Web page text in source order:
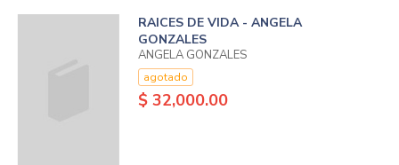
RAICES DE VIDA - ANGELA
GONZALES
ANGELA GONZALES
agotado
$ 32,000.00